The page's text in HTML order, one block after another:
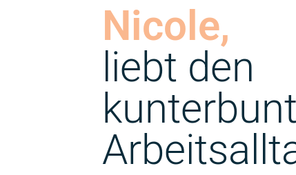
Nicole,
liebt den